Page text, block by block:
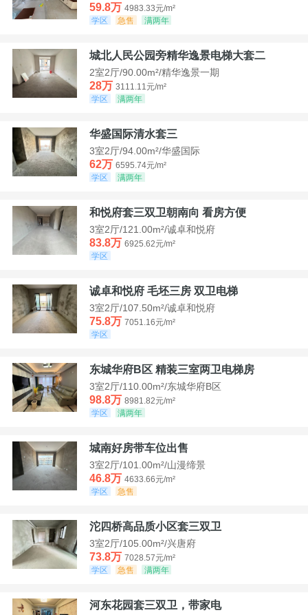
59.8万 4983.33元/m²
学区
急售 满两年
城北人民公园旁精华逸景电梯大套二
2室2厅/90.00m²/精华逸景一期
28万 3111.11元/m²
学区
满两年
华盛国际清水套三
3室2厅/94.00m²/华盛国际
62万 6595.74元/m²
学区
满两年
和悦府套三双卫朝南向 看房方便
3室2厅/121.00m²/诚卓和悦府
83.8万 6925.62元/m²
学区
诚卓和悦府 毛坯三房 双卫电梯
3室2厅/107.50m²/诚卓和悦府
75.8万 7051.16元/m²
学区
东城华府B区 精装三室两卫电梯房
3室2厅/110.00m²/东城华府B区
98.8万 8981.82元/m²
学区
满两年
城南好房带车位出售
3室2厅/101.00m²/山漫缔景
46.8万 4633.66元/m²
学区
急售
沱四桥高品质小区套三双卫
3室2厅/105.00m²/兴唐府
73.8万 7028.57元/m²
学区
急售 满两年
河东花园套三双卫，带家电